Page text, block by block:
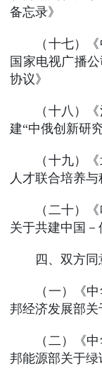
备忘录》
（十七）
国家电视广播
协议》
（十八）
建“中俄创新研
（十九）
人才联合培养
（二十）
关于共建中国－
四、双方
（一）《
邦经济发展部关
（二）《
邦能源部关于绿